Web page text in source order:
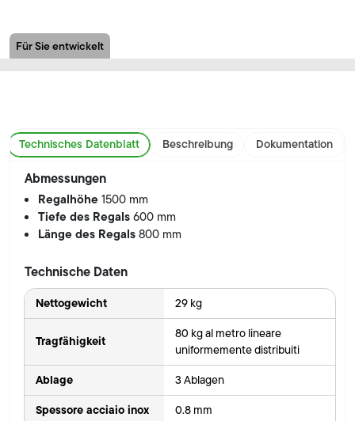
Für Sie entwickelt
Technisches Datenblatt Beschreibung Dokumentation
Abmessungen
Regalhöhe1500 mm
Tiefe des Regals600 mm
Länge des Regals800 mm
Technische Daten
Nettogewicht 29 kg
Tragfähigkeit
80 kg al metro lineare
uniformemente distribuiti
Ablage 3 Ablagen
Spessore acciaio inox 0.8 mm